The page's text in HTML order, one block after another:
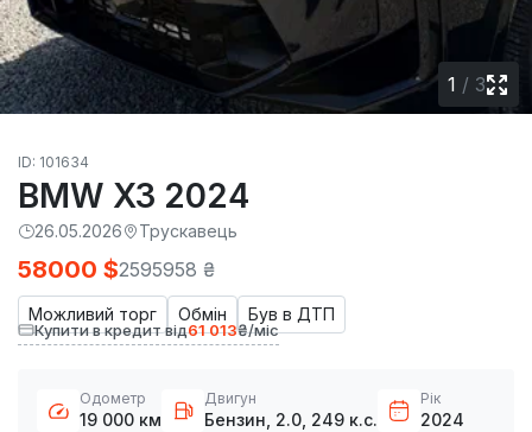
1 / 3
ID: 101634
BMW X3 2024
26.05.2026 Трускавець
Можливий торг Обмін Був в ДТП
58000 $2595958 ₴
Купити в кредит від61 013₴/міс
Одометр
19 000 км
Двигун
Бензин, 2.0, 249 к.с.
Рік
2024